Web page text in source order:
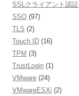
SSLクライアント認証
SSO (97)
TLS (2)
Touch ID (16)
TPM (3)
TrustLogin (1)
VMware (24)
VMwareESXi (2)